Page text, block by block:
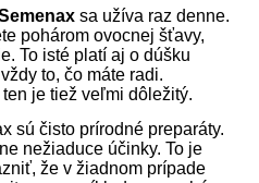
sa užíva raz denne.
pohárom ovocnej šťavy,
To isté platí aj o dúšku
to, čo máte radi.
je tiež veľmi dôležitý.
sú čisto prírodné preparáty.
nežiaduce účinky. To je
že v žiadnom prípade